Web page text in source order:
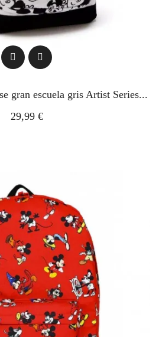
gran escuela gris Artist Series...
29,99 €